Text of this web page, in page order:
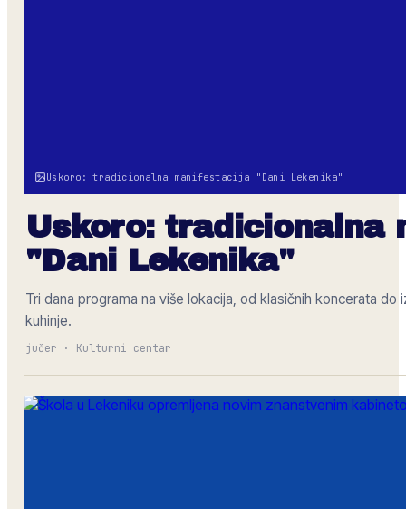
Uskoro: tradicionalna manifestacija "Dani Lekenika"
Uskoro: tradicionalna
"Dani Lekenika"
Tri dana programa na više lokacija, od klasičnih koncerata
kuhinje.
jučer · Kulturni centar